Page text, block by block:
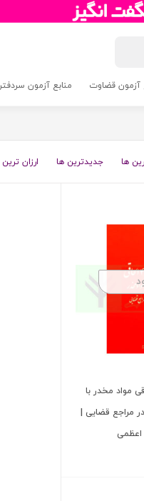
آزمون قضاوت منابع آزمون سردفتری
ها جدیدترین ها ارزان
ماده ۴۵ الحاقی مواد مخدر با
مراجع قضایی |
اعظمی